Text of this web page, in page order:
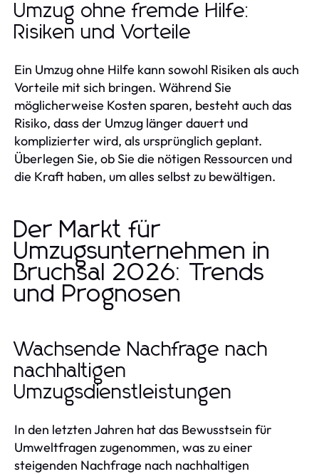
Umzug ohne fremde Hilfe:
Risiken und Vorteile
Ein Umzug ohne Hilfe kann sowohl Risiken als auch
Vorteile mit sich bringen. Während Sie
möglicherweise Kosten sparen, besteht auch das
Risiko, dass der Umzug länger dauert und
komplizierter wird, als ursprünglich geplant.
Überlegen Sie, ob Sie die nötigen Ressourcen und
die Kraft haben, um alles selbst zu bewältigen.
Der Markt für
Umzugsunternehmen in
Bruchsal 2026: Trends
und Prognosen
Wachsende Nachfrage nach
nachhaltigen
Umzugsdienstleistungen
In den letzten Jahren hat das Bewusstsein für
Umweltfragen zugenommen, was zu einer
steigenden Nachfrage nach nachhaltigen